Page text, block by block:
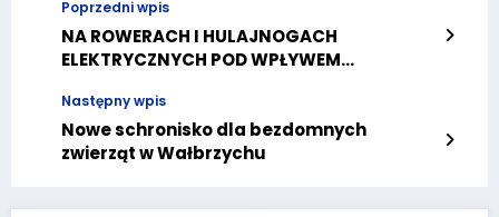
Poprzedni wpis
NA ROWERACH I HULAJNOGACH
ELEKTRYCZNYCH POD WPŁYWEM
Następny wpis
Nowe schronisko dla bezdomnych
zwierząt w Wałbrzychu